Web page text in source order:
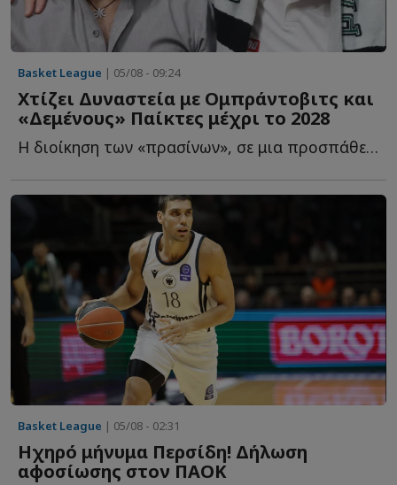
Basket League | 05/08 - 09:24
Χτίζει Δυναστεία με Ομπράντοβιτς και
«Δεμένους» Παίκτες μέχρι το 2028
Η διοίκηση των «πρασίνων», σε μια προσπάθεια να επαναφέρει τ...
Basket League | 05/08 - 02:31
Ηχηρό μήνυμα Περσίδη! Δήλωση
αφοσίωσης στον ΠΑΟΚ